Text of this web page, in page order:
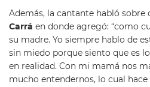
Además, la cantante habló
Carrá en donde agregó: “como
su madre. Yo siempre hablo de
sin miedo porque siento que es
en realidad. Con mi mamá nos
mucho entendernos, lo cual